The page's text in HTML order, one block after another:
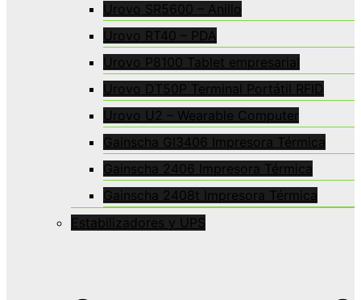
Urovo SR5600 – Anillo
Urovo RT40 – PDA
Urovo P8100 Tablet empresarial
Urovo DT50P Terminal Portátil RFID
Urovo U2 – Wearable Computer
Gainscha GI3406 Impresora Térmica
Gainscha 2406 Impresora Térmica
Gainscha 2408t Impresora Térmica
Estabilizadores y UPS